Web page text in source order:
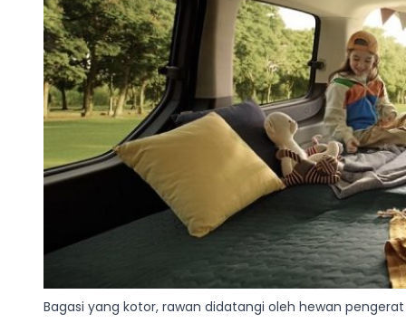
Bagasi yang kotor, rawan didatangi oleh hewan